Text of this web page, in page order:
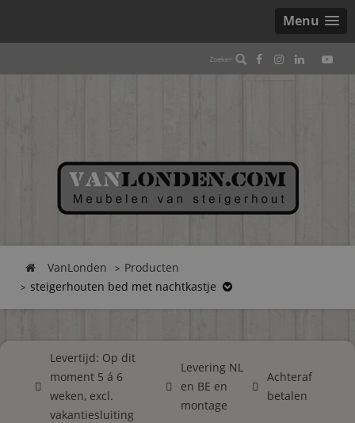
Menu
VanLonden
Producten
steigerhouten bed met nachtkastje
Levertijd: Op dit
moment 5 á 6
weken, excl.
vakantiesluiting
Levering NL
en BE en
montage
Achteraf
betalen